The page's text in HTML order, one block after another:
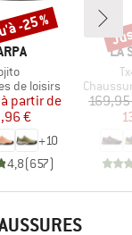
de loisirs
Prix
Prix réduit
à partir de
€
+10
4,8(657)
-25 %
LA
Product